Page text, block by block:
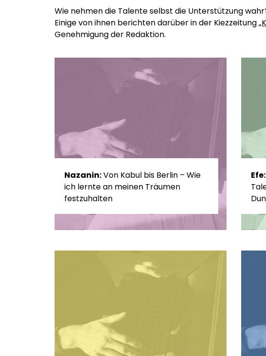
Wie nehmen die Talente selbst die Unterstützung
Einige von ihnen berichten darüber in der Kiezzeitung
Genehmigung der Redaktion.
Nazanin:Von Kabul bis Berlin – Wie
ich lernte an meinen Träumen
festzuhalten
Efe: